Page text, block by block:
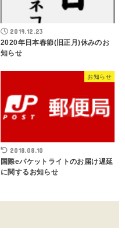
2019.12.23
2020年日本春節(旧正月)休みのお
知らせ
お知らせ
2018.08.10
国際eパケットライトのお届け遅延
に関するお知らせ